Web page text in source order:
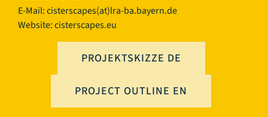
E-Mail:cisterscapes(at)lra-ba.bayern.de
Website: cisterscapes.eu
PROJEKTSKIZZE DE
PROJECT OUTLINE EN